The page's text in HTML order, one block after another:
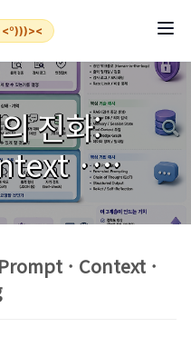
<º)))><
진화:
·
· Context ·